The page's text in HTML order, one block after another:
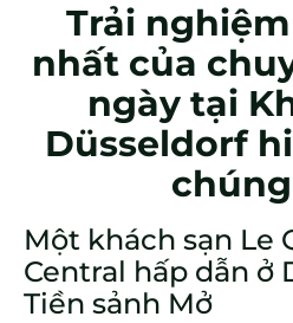
Trải
nhất của
ngày tại
Düsseldorf
Một khách sạn Le
Central hấp dẫn ở
Tiền sảnh Mở